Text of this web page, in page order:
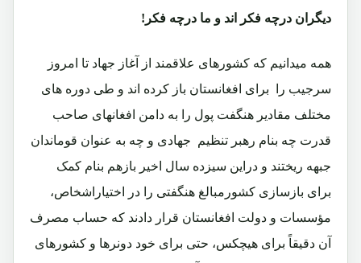
دیگران درچه فکر اند و ما درچه فکر!
همه میدانیم که کشورهای علاقمند از آغاز جهاد تا امروز
سرجیب را برای افغانستان باز کرده اند و طی دوره های
مختلف مقادیر هنگفت پول را به دامن افغانهای صاحب
قدرت چه بنام رهبر تنظیم جهادی و چه به عنوان قوماندان
جبهه ریختند و دراین سیزده سال اخیر بازهم بنام کمک
برای بازسازی کشورمبالغ هنگفتی را در اختیاراشخاص،
مؤسسات و دولت افغانستان قرار دادند که حساب مصرف
آن دقیقاً برای هیچکس، حتی برای خود دونرها و کشورهای